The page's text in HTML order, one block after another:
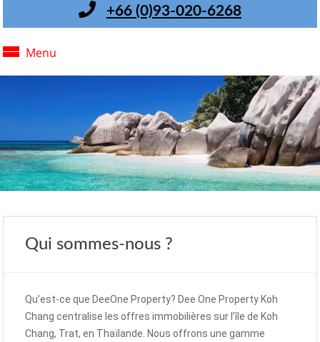
+66 (0)93-020-6268
Menu
Qui sommes-nous ?
Qu’est-ce que DeeOne Property? Dee One Property Koh
Chang centralise les offres immobilières sur l’île de Koh
Chang, Trat, en Thaïlande. Nous offrons une gamme